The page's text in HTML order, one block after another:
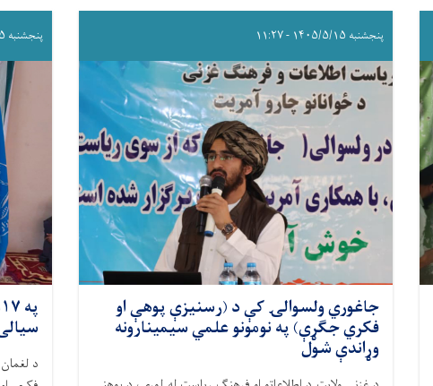
پنجشنبه ۱۴۰۵/۵/۱۵ - ۱۱:۲۷
جاغوري ولسوالۍ کې د (رسنیزې پوهې او
فکري جګړې) په نومونو علمي سیمینارونه
وړاندې شول
پنجشنبه ۱۴۰۵/۵/۱۵ - ۱۰:۱۱
د